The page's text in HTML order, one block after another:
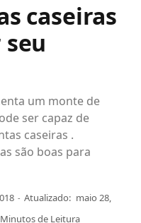
caseiras
um monte de
ser capaz de
caseiras .
são boas para
Atualizado: maio 28,
de Leitura